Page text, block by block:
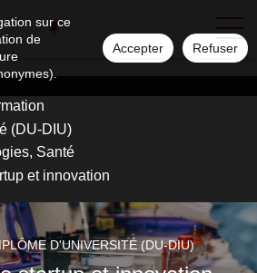
sur ce
de
Accepter Refuser
(DU-DIU)
Santé
et innovation
D'UNIVERSITÉ (DU-DIU)